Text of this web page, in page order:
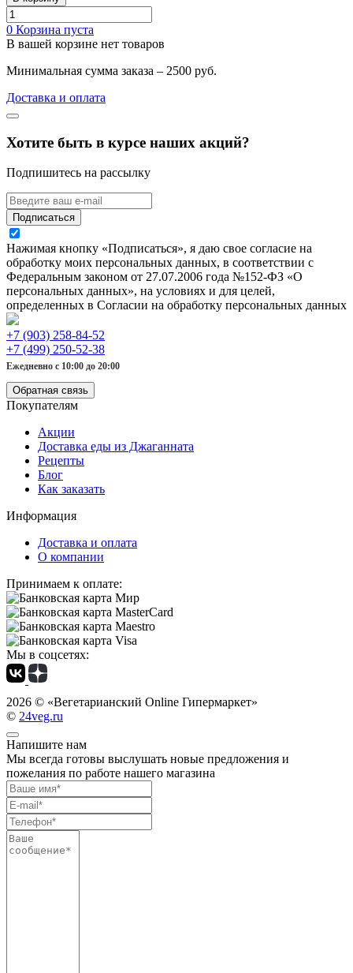
0 Корзина пуста
В вашей корзине нет товаров
Минимальная сумма заказа – 2500 руб.
Доставка и оплата
Хотите быть в курсе наших акций?
Подпишитесь на рассылку
Подписаться
Нажимая кнопку «Подписаться», я даю свое согласие на
обработку моих персональных данных, в соответствии с
Федеральным законом от 27.07.2006 года №152-ФЗ «О
персональных данных», на условиях и для целей,
определенных в Согласии на обработку персональных данных
+7 (903) 258-84-52
+7 (499) 250-52-38
Ежедневно с 10:00 до 20:00
Обратная связь
Покупателям
Акции
Доставка еды из Джаганната
Рецепты
Блог
Как заказать
Информация
Доставка и оплата
О компании
Принимаем к оплате:
Мы в соцсетях:
2026 © «Вегетарианский Online Гипермаркет»
© 24veg.ru
Напишите нам
Мы всегда готовы выслушать новые предложения и
пожелания по работе нашего магазина